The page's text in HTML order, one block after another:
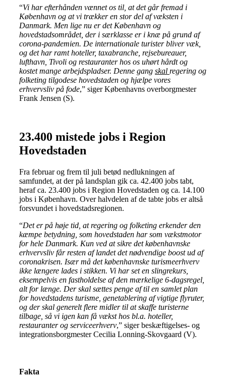
“Vi har efterhånden vænnet os til, at det går fremad i
København og at vi trækker en stor del af væksten i
Danmark. Men lige nu er det København og
hovedstadsområdet, der i særklasse er i knæ på grund af
corona-pandemien. De internationale turister bliver væk,
og det har ramt hoteller, taxabranche, rejsebureauer,
lufthavn, Tivoli og restauranter hos os uhørt hårdt og
kostet mange arbejdspladser. Denne gang skal regering og
folketing tilgodese hovedstaden og hjælpe vores
erhvervsliv på fode,” siger Københavns overborgmester
Frank Jensen (S).
23.400 mistede jobs i Region
Hovedstaden
Fra februar og frem til juli betød nedlukningen af
samfundet, at der på landsplan gik ca. 42.400 jobs tabt,
heraf ca. 23.400 jobs i Region Hovedstaden og ca. 14.100
jobs i København. Over halvdelen af de tabte jobs er altså
forsvundet i hovedstadsregionen.
“Det er på høje tid, at regering og folketing erkender den
kæmpe betydning, som hovedstaden har som vækstmotor
for hele Danmark. Kun ved at sikre det københavnske
erhvervsliv får resten af landet det nødvendige boost ud af
coronakrisen. Især må det københavnske turismeerhverv
ikke længere lades i stikken. Vi har set en slingrekurs,
eksempelvis en fastholdelse af den mærkelige 6-dagsregel,
alt for længe. Der skal sættes penge af til en samlet plan
for hovedstadens turisme, genetablering af vigtige flyruter,
og der skal generelt flere midler til at skaffe turisterne
tilbage, så vi igen kan få vækst hos bl.a. hoteller,
restauranter og serviceerhverv,” siger beskæftigelses- og
integrationsborgmester Cecilia Lonning-Skovgaard (V).
Fakta